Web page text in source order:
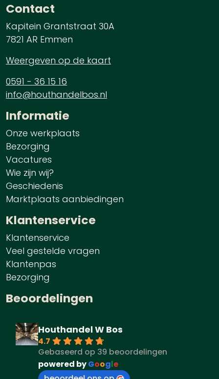
Contact
Kapitein Grantstraat 30A
7821 AR Emmen
Weergeven op de kaart
0591 - 36 15 16
info@houthandelbos.nl
Informatie
Onze werkplaats
Bezorging
Vacatures
Wie zijn wij?
Geschiedenis
Marktplaats aanbiedingen
Klantenservice
Klantenservice
Veel gestelde vragen
Klantenpas
Bezorging
Beoordelingen
Houthandel W Bos
4.7
Gebaseerd op 39 beoordelingen
powered byGoogle